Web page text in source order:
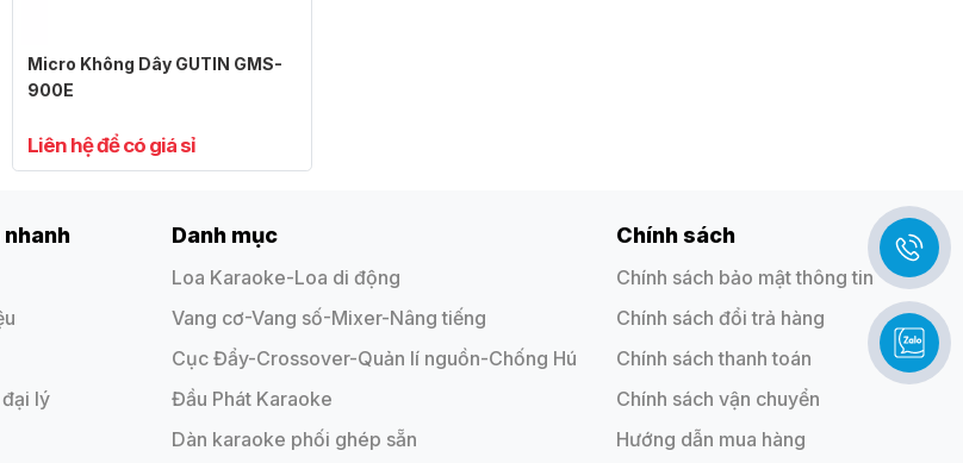
Micro Không Dây GUTIN GMS-
900E
Liên hệ để có giá sỉ
lý
Danh mục
Loa Karaoke-Loa di động
Vang cơ-Vang số-Mixer-Nâng tiếng
Cục Đẩy-Crossover-Quản lí nguồn-Chống Hú
Đầu Phát Karaoke
Dàn karaoke phối ghép sẵn
Chính sách
Chính sách bảo mật thông tin
Chính sách đổi trả hàng
Chính sách thanh toán
Chính sách vận chuyển
Hướng dẫn mua hàng